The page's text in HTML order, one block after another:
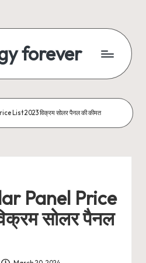
forever
List 2023 विक्रम सोलर पैनल की कीमत
Panel Price
सोलर पैनल